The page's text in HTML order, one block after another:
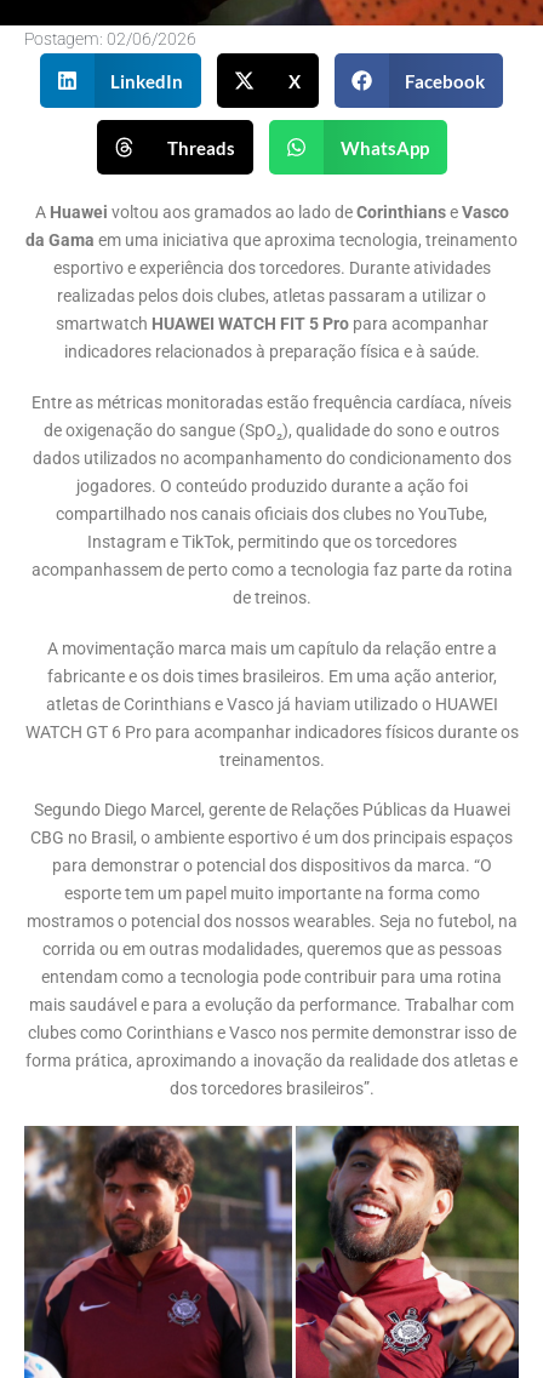
Postagem: 02/06/2026
LinkedIn X Facebook
Threads WhatsApp
A Huawei voltou aos gramados ao lado deCorinthianseVasco
da Gama em uma iniciativa que aproxima tecnologia, treinamento
esportivo e experiência dos torcedores. Durante atividades
realizadas pelos dois clubes, atletas passaram a utilizar o
smartwatch HUAWEI WATCH FIT 5 Propara acompanhar
indicadores relacionados à preparação física e à saúde.
Entre as métricas monitoradas estão frequência cardíaca, níveis
de oxigenação do sangue (SpO₂), qualidade do sono e outros
dados utilizados no acompanhamento do condicionamento dos
jogadores. O conteúdo produzido durante a ação foi
compartilhado nos canais oficiais dos clubes no YouTube,
Instagram e TikTok, permitindo que os torcedores
acompanhassem de perto como a tecnologia faz parte da rotina
de treinos.
A movimentação marca mais um capítulo da relação entre a
fabricante e os dois times brasileiros. Em uma ação anterior,
atletas de Corinthians e Vasco já haviam utilizado o HUAWEI
WATCH GT 6 Pro para acompanhar indicadores físicos durante os
treinamentos.
Segundo Diego Marcel, gerente de Relações Públicas da Huawei
CBG no Brasil, o ambiente esportivo é um dos principais espaços
para demonstrar o potencial dos dispositivos da marca. “O
esporte tem um papel muito importante na forma como
mostramos o potencial dos nossos wearables. Seja no futebol, na
corrida ou em outras modalidades, queremos que as pessoas
entendam como a tecnologia pode contribuir para uma rotina
mais saudável e para a evolução da performance. Trabalhar com
clubes como Corinthians e Vasco nos permite demonstrar isso de
forma prática, aproximando a inovação da realidade dos atletas e
dos torcedores brasileiros”.